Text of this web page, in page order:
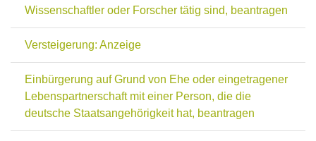
Wissenschaftler oder Forscher tätig sind, beantragen
Versteigerung: Anzeige
Einbürgerung auf Grund von Ehe oder eingetragener
Lebenspartnerschaft mit einer Person, die die
deutsche Staatsangehörigkeit hat, beantragen